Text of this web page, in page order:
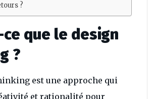
?
ce que le design
?
est une approche qui
et rationalité pour